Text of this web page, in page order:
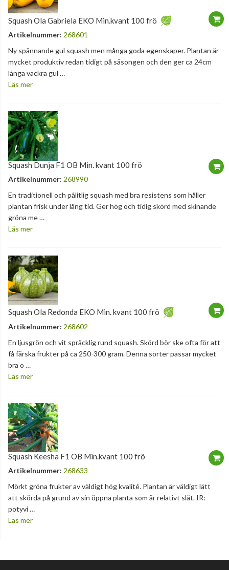
Squash Ola Gabriela EKO Min.kvant 100 frö
Artikelnummer: 268601
Ny spännande gul squash men många goda egenskaper. Plantan är
mycket produktiv redan tidigt på säsongen och den ger ca 24cm
långa vackra gul …
Läs mer
Squash Dunja F1 OB Min. kvant 100 frö
Artikelnummer: 268990
En traditionell och pålitlig squash med bra resistens som håller
plantan frisk under lång tid. Ger hög och tidig skörd med skinande
gröna me …
Läs mer
Squash Ola Redonda EKO Min. kvant 100 frö
Artikelnummer: 268602
En ljusgrön och vit spräcklig rund squash. Skörd bör ske ofta för att
få färska frukter på ca 250-300 gram. Denna sorter passar mycket
bra o …
Läs mer
Squash Keesha F1 OB Min.kvant 100 frö
Artikelnummer: 268633
Mörkt gröna frukter av väldigt hög kvalité. Plantan är väldigt lätt
att skörda på grund av sin öppna planta som är relativt slät. IR:
potyvi …
Läs mer